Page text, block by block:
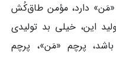
«مَن» دارد، مؤمن طاق‌کُش
این، خیلی بد تولیدی
پرچم «مَن»، پرچم